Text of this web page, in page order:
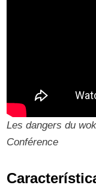
Les dangers du
Conférence